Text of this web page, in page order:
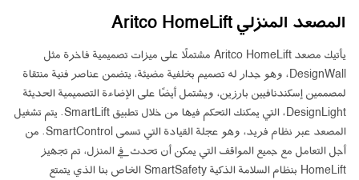
المصعد المنزلي Aritco HomeLift
يأتيك مصعد Aritco HomeLift مشتملًا على ميزات تصميمية فاخرة مثل
DesignWall، وهو جدار له تصميم بخلفية مضيئة، يتضمن عناصر فنية منتقاة
لمصممين إسكندنافيين بارزين، ويشتمل أيضًا على الإضاءة التصميمية الحديثة
DesignLight، التي يمكنك التحكم فيها من خلال تطبيق SmartLift. يتم تشغيل
المصعد عبر نظام فريد، وهو عجلة القيادة التي تسمى SmartControl. من
أجل التعامل مع جميع المواقف التي يمكن أن تحدث في المنزل، تم تجهيز
HomeLift بنظام السلامة الذكية SmartSafety الخاص بنا الذي يتمتع